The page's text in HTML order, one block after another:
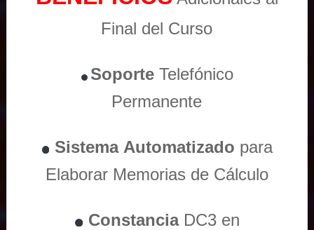
Final del Curso
Soporte Telefónico
Permanente
Sistema Automatizado para
Elaborar Memorias de Cálculo
ConstanciaDC3 en